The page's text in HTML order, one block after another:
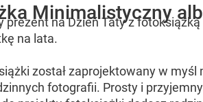
Minimalistyczny
prezent na Dzień Taty z
na lata.
został zaprojektowany w
fotografii. Prosty i